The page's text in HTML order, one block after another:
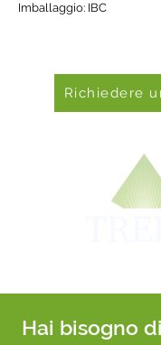
Imballaggio: IBC
Richiedere
Hai bisogno di